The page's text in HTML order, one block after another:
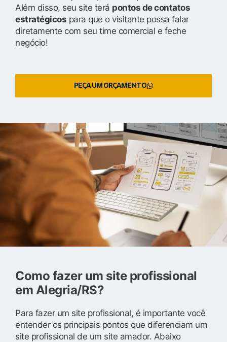
Além disso, seu site terá pontos de contatos
estratégicos para que o visitante possa falar
diretamente com seu time comercial e feche
negócio!
PEÇA UM ORÇAMENTO
Como fazer um site profissional
em Alegria/RS?
Para fazer um site profissional, é importante você
entender os principais pontos que diferenciam um
site profissional de um site amador. Abaixo